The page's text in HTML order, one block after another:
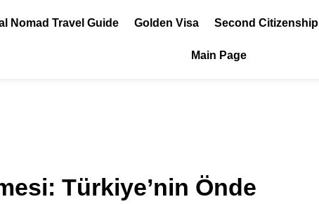
Nomad Travel Guide Golden Visa Second Citizenship
Main Page
Türkiye’nin Önde